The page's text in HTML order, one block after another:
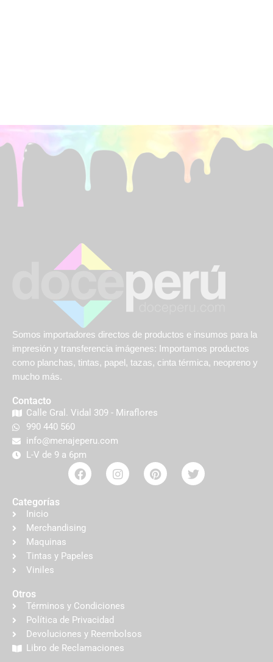
Somos importadores directos de productos e insumos para la
impresión y transferencia imágenes: Importamos productos
como planchas, tintas, papel, tazas, cinta térmica, neopreno y
mucho más.
Contacto
Calle Gral. Vidal 309 - Miraflores
990 440 560
info@menajeperu.com
L-V de 9 a 6pm
Categorías
Inicio
Merchandising
Maquinas
Tintas y Papeles
Viniles
Otros
Términos y Condiciones
Política de Privacidad
Devoluciones y Reembolsos
Libro de Reclamaciones